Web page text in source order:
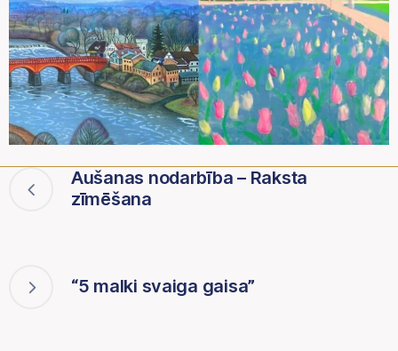
Aušanas nodarbība – Raksta
zīmēšana
“5 malki svaiga gaisa”